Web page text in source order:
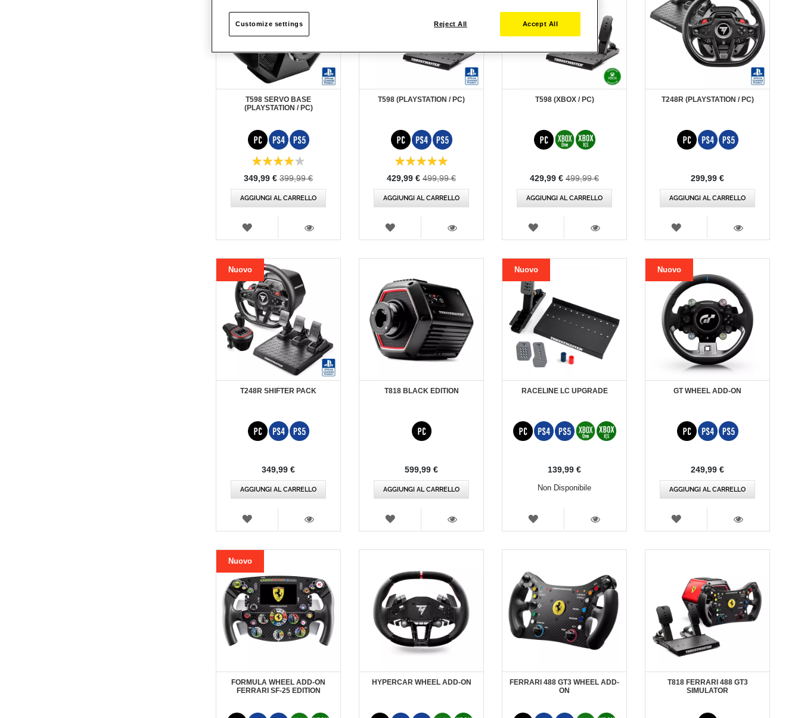
T598 SERVO BASE
(PLAYSTATION / PC)
Valutazione:
Prezzo
349,99 € 399,99 €
AGGIUNGI AL CARRELLO
LISTA
VISTA
T598 (PLAYSTATION / PC)
Valutazione:
Prezzo
429,99 € 499,99 €
AGGIUNGI AL CARRELLO
LISTA
VISTA
T598 (XBOX / PC)
Prezzo
429,99 € 499,99 €
AGGIUNGI AL CARRELLO
LISTA
VISTA
T248R (PLAYSTATION / PC)
299,99 €
AGGIUNGI AL CARRELLO
LISTA
VISTA
Nuovo
T248R SHIFTER PACK
349,99 €
AGGIUNGI AL CARRELLO
LISTA
VISTA
T818 BLACK EDITION
599,99 €
AGGIUNGI AL CARRELLO
LISTA
VISTA
Nuovo
RACELINE LC UPGRADE
139,99 €
Non Disponibile
LISTA
VISTA
Nuovo
GT WHEEL ADD-ON
249,99 €
AGGIUNGI AL CARRELLO
LISTA
VISTA
Nuovo
FORMULA WHEEL ADD-ON
FERRARI SF-25 EDITION
HYPERCAR WHEEL ADD-ON
FERRARI 488 GT3 WHEEL ADD-
ON
T818 FERRARI 488 GT3
SIMULATOR
Reject All Accept All
Customize settings